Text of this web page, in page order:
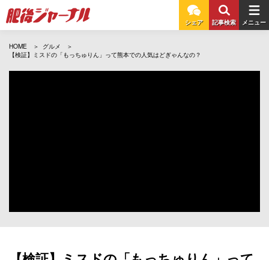
シェア 記事検索 メニュー
HOME
グルメ
【検証】ミスドの「もっちゅりん」って熊本での人気はどぎゃんなの？